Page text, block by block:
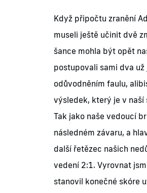
Když připočtu zranění
museli ještě učinit dvě
šance mohla být opět
postupovali sami dva už
odůvodněním faulu,
výsledek, který je v naší
Tak jako naše vedoucí
následném závaru, a
další řetězec našich
vedení 2:1. Vyrovnat
stanovil konečné skóre